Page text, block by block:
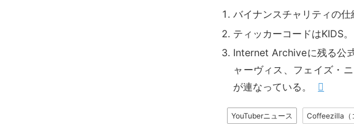
バイナンスチャリティの仕
ティッカーコードはKIDS。
Internet Archiveに残る公
ャーヴィス、フェイズ・
が連なっている。
YouTuberニュース Coffeezilla（